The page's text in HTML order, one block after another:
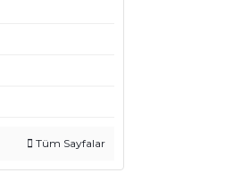
Tüm Sayfalar